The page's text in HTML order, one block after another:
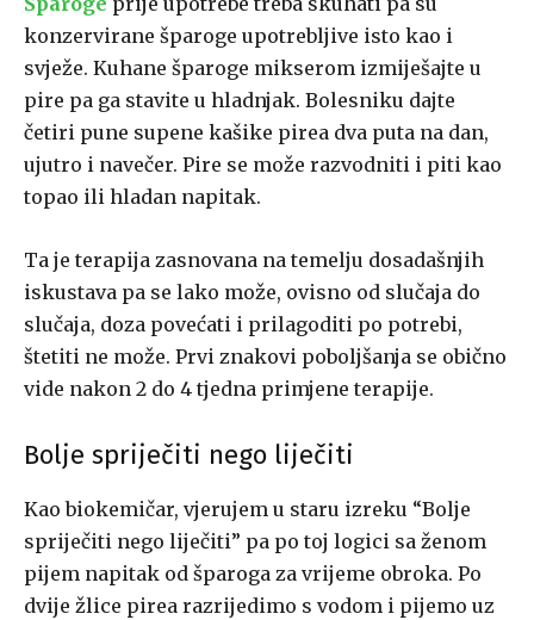
konzervirane šparoge upotrebljive isto kao i
svježe. Kuhane šparoge mikserom izmiješajte u
pire pa ga stavite u hladnjak. Bolesniku dajte
četiri pune supene kašike pirea dva puta na dan,
ujutro i navečer. Pire se može razvodniti i piti kao
topao ili hladan napitak.
Ta je terapija zasnovana na temelju dosadašnjih
iskustava pa se lako može, ovisno od slučaja do
slučaja, doza povećati i prilagoditi po potrebi,
štetiti ne može. Prvi znakovi poboljšanja se obično
vide nakon 2 do 4 tjedna primjene terapije.
Bolje spriječiti nego liječiti
Kao biokemičar, vjerujem u staru izreku “Bolje
spriječiti nego liječiti” pa po toj logici sa ženom
pijem napitak od šparoga za vrijeme obroka. Po
dvije žlice pirea razrijedimo s vodom i pijemo uz